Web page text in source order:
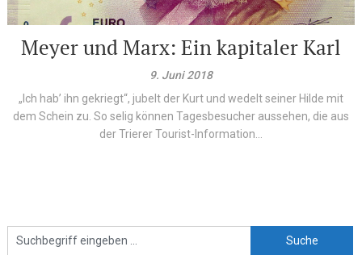
Meyer und Marx: Ein kapitaler Karl
9. Juni 2018
„Ich hab’ ihn gekriegt“, jubelt der Kurt und wedelt seiner Hilde mit
dem Schein zu. So selig können Tagesbesucher aussehen, die aus
der Trierer Tourist-Information...